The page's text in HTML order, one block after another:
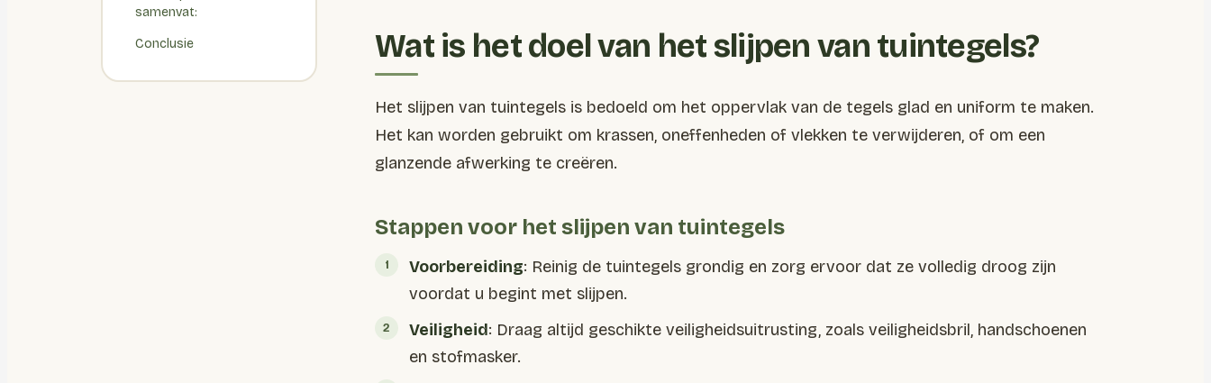
samenvat:
Conclusie Wat is het doel van het slijpen van tuintegels?
Het slijpen van tuintegels is bedoeld om het oppervlak van de tegels glad en uniform te maken.
Het kan worden gebruikt om krassen, oneffenheden of vlekken te verwijderen, of om een
glanzende afwerking te creëren.
Stappen voor het slijpen van tuintegels
Voorbereiding: Reinig de tuintegels grondig en zorg ervoor dat ze volledig droog zijn
voordat u begint met slijpen.
Veiligheid: Draag altijd geschikte veiligheidsuitrusting, zoals veiligheidsbril, handschoenen
en stofmasker.